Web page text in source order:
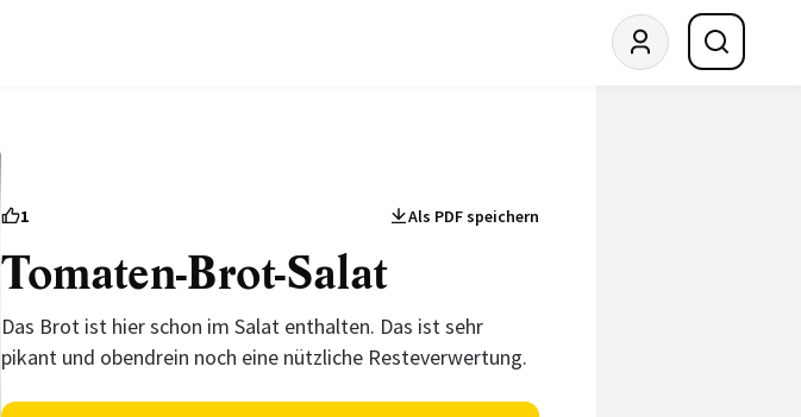
1 Als PDF speichern
Tomaten-Brot-Salat
Das Brot ist hier schon im Salat enthalten. Das ist sehr
pikant und obendrein noch eine nützliche Resteverwertung.